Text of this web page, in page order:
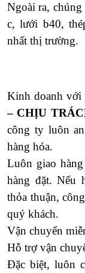
Ngoài ra,
c, lưới b40,
nhất thị trường.
Kinh doanh với
– CHỊU
công ty luôn
hàng hóa.
Luôn giao
hàng đặt. Nếu
thỏa thuận,
quý khách.
Vận chuyển
Hỗ trợ vận
Đặc biệt, luôn